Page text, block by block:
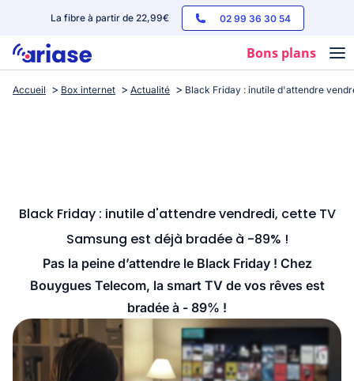
La fibre à partir de 22,99€ 02 99 36 30 54
Bons plans
Box internet
Streaming
Accueil Box internet Actualité Black Friday : inutile d'attendre
Black Friday : inutile d'attendre vendredi, cette TV
Samsung est déjà bradée à -89% !
Pas la peine d’attendre le Black Friday ! Chez
Bouygues Telecom, la smart TV de vos rêves est
bradée à - 89% !